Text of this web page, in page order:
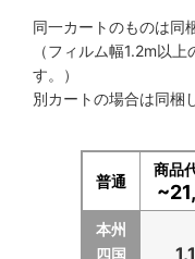
同一カートのものは同
（フィルム幅1.2m以
す。）
別カートの場合は同梱
普通
商品
本州
四国